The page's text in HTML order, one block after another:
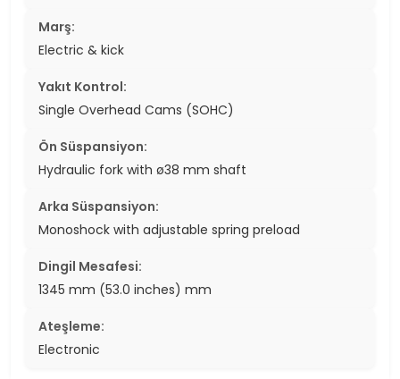
Marş:
Electric & kick
Yakıt Kontrol:
Single Overhead Cams (SOHC)
Ön Süspansiyon:
Hydraulic fork with ø38 mm shaft
Arka Süspansiyon:
Monoshock with adjustable spring preload
Dingil Mesafesi:
1345 mm (53.0 inches) mm
Ateşleme:
Electronic